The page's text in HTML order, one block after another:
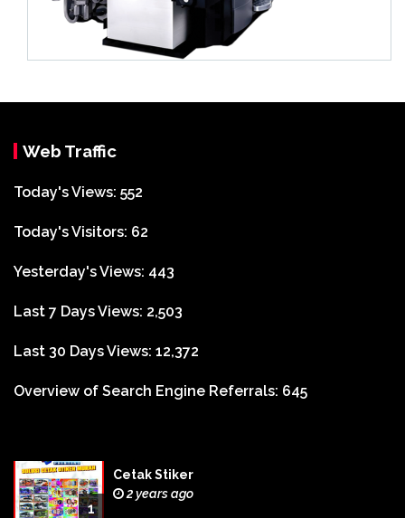
Web Traffic
Today's Views: 552
Today's Visitors: 62
Yesterday's Views: 443
Last 7 Days Views: 2,503
Last 30 Days Views: 12,372
Overview of Search Engine Referrals: 645
1
Cetak Stiker
2 years ago